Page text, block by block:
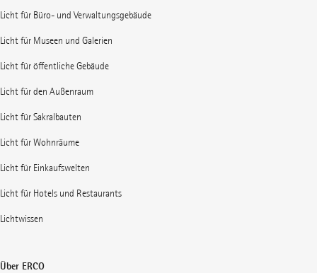
Licht für Büro- und Verwaltungsgebäude
Licht für Museen und Galerien
Licht für öffentliche Gebäude
Licht für den Außenraum
Licht für Sakralbauten
Licht für Wohnräume
Licht für Einkaufswelten
Licht für Hotels und Restaurants
Lichtwissen
Über ERCO